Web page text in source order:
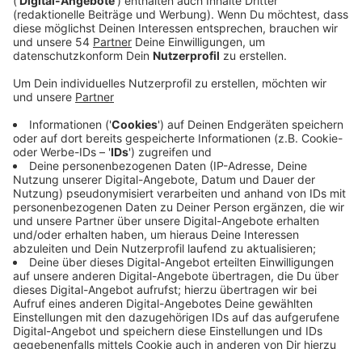
Ohne Dreadlocks aber wie immer mit viel Gefühl in der
Stimme kommtAbel "The Weeknd" Tesfaye mit
seinem neuen Song daher. Produziert hat er ihn
"Blinding Lights" seine Finger im Spiel. Der neue Song
noch nicht raus, man munkelt aber, dass es "The Dawn
Is Coming" heißen soll. So oder so hat The Weeknd
angekündigt, dass es bis obenhin voll mit Partymusik
sein soll. Wir freuen uns.
Anzeige
Wir benötigen Ihre
Zustimmung, um den YouTube
Video-Service zu laden!